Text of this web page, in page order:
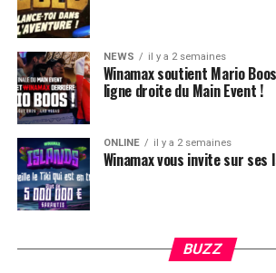
Hugues Mazerolle, vainqueur du
La victoire de Chotec clôture donc ce
climat, tout était au top et très bien
NEWS il y a 2 semaines
Winamax soutient Mario
ligne droite du Main Event !
ONLINE il y a 2 semaines
Winamax vous invite sur ses
BUZZ